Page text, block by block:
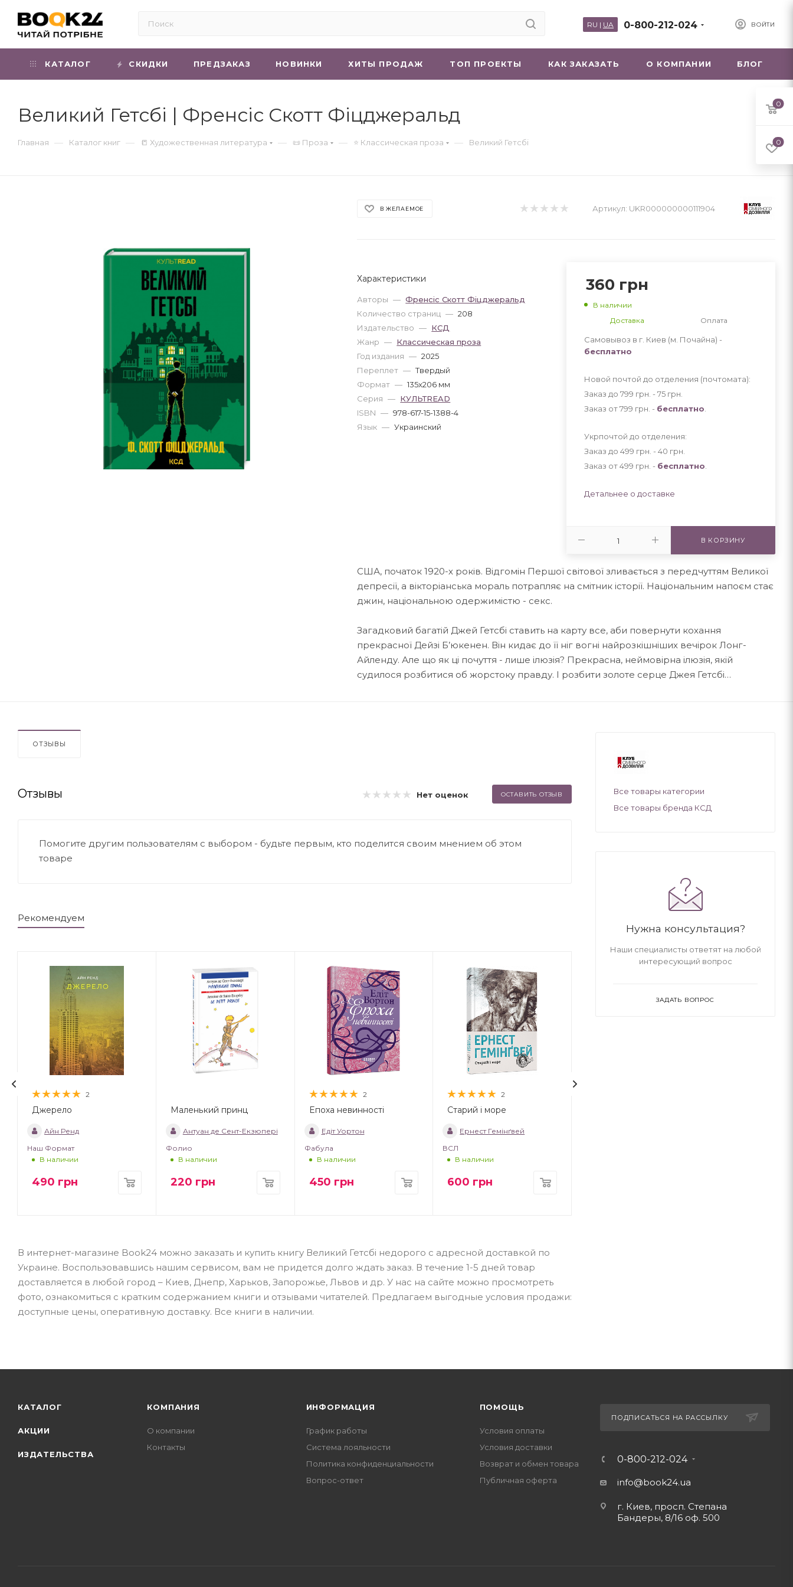
ВОЙТИ
0-800-212-024
RU | UA
КАТАЛОГ СКИДКИ ПРЕДЗАКАЗ НОВИНКИ ХИТЫ ПРОДАЖ ТОП ПРОЕКТЫ КАК ЗАКАЗАТЬ О КОМПАНИИ БЛОГ
Великий Гетсбі | Френсіс Скотт Фіцджеральд
Главная — Каталог книг — 📒 Художественная литература — 📜 Проза — ⭐ Классическая проза — Великий Гетсбі
В ЖЕЛАЕМОЕ Артикул: UKR000000000111904
Характеристики
Авторы — Френсіс Скотт Фіцджеральд
Количество страниц — 208
Издательство — КСД
Жанр — Классическая проза
Год издания — 2025
Переплет — Твердый
Формат — 135x206 мм
Серия — КУЛЬТREAD
ISBN — 978-617-15-1388-4
Язык — Украинский
360 грн
В наличии
Доставка
Оплата
Самовывоз в г. Киев (м. Почайна) -
бесплатно
Новой почтой до отделения (почтомата):
Заказ до 799 грн. - 75 грн
Заказ от 799 грн. - бесплатно
Укрпочтой до отделения:
Заказ до 499 грн. - 40 грн
Заказ от 499 грн. - бесплатно
Детальнее о доставке
В КОРЗИНУ
США, початок 1920-х років. Відгомін Першої світової зливається з передчуттям Великої
депресії, а вікторіанська мораль потрапляє на смітник історії. Національним напоєм стає
джин, національною одержимістю - секс.
Загадковий багатій Джей Гетсбі ставить на карту все, аби повернути кохання
прекрасної Дейзі Б’юкенен. Він кидає до її ніг вогні найрозкішніших вечірок Лонг-
Айленду. Але що як ці почуття - лише ілюзія? Прекрасна, неймовірна ілюзія, якій
судилося розбитися об жорстоку правду. І розбити золоте серце Джея Гетсбі…
ОТЗЫВЫ
Отзывы Нет оценок ОСТАВИТЬ ОТЗЫВ
Помогите другим пользователям с выбором - будьте первым, кто поделится своим мнением об этом
товаре
Рекомендуем
2
Джерело
Айн Ренд
Наш Формат
В наличии
490 грн
Маленький принц
Антуан де Сент-Екзюпері
Фолио
В наличии
220 грн
2
Епоха невинності
Едіт Уортон
Фабула
В наличии
450 грн
2
Старий і море
Ернест Гемінґвей
ВСЛ
В наличии
600 грн
В интернет-магазине Book24 можно заказать и купить книгу Великий Гетсбі недорого с адресной доставкой по
Украине. Воспользовавшись нашим сервисом, вам не придется долго ждать заказ. В течение 1-5 дней товар
доставляется в любой город – Киев, Днепр, Харьков, Запорожье, Львов и др. У нас на сайте можно просмотреть
фото, ознакомиться с кратким содержанием книги и отзывами читателей. Предлагаем выгодные условия продажи:
доступные цены, оперативную доставку. Все книги в наличии.
Все товары категории
Все товары бренда КСД
Нужна консультация?
Наши специалисты ответят на любой
интересующий вопрос
ЗАДАТЬ ВОПРОС
КАТАЛОГ
АКЦИИ
ИЗДАТЕЛЬСТВА
КОМПАНИЯ
О компании
Контакты
ИНФОРМАЦИЯ
График работы
Система лояльности
Политика конфиденциальности
Вопрос-ответ
ПОМОЩЬ
Условия оплаты
Условия доставки
Возврат и обмен товара
Публичная оферта
ПОДПИСАТЬСЯ НА РАССЫЛКУ
0-800-212-024
info@book24.ua
г. Киев, просп. Степана
Бандеры, 8/16 оф. 500
0
0